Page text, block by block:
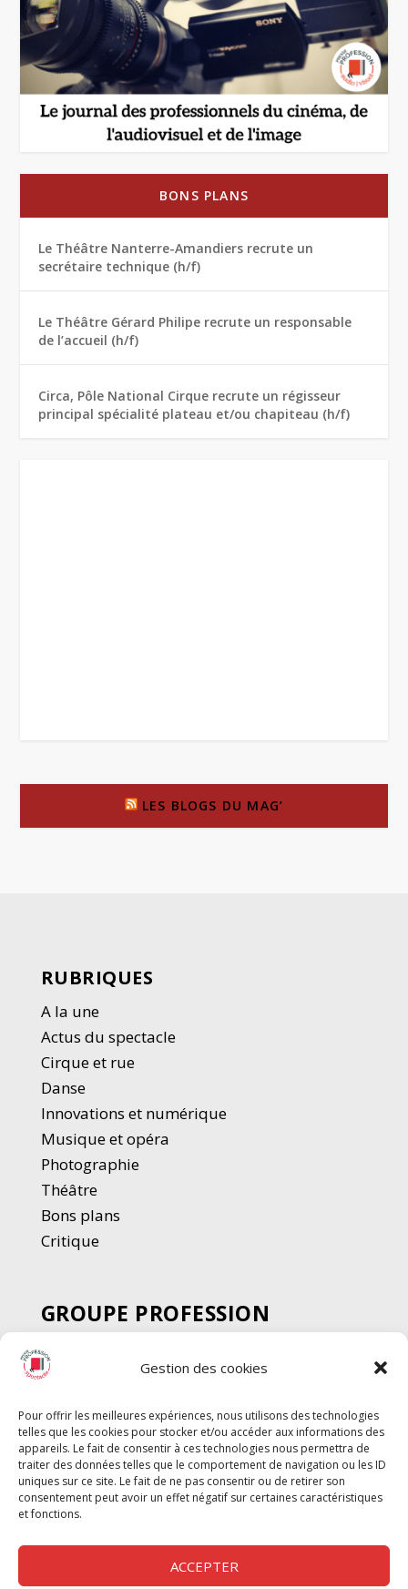
Gestion des cookies
Pour offrir les meilleures expériences, nous utilisons des technologies
telles que les cookies pour stocker et/ou accéder aux informations des
appareils. Le fait de consentir à ces technologies nous permettra de
traiter des données telles que le comportement de navigation ou les ID
uniques sur ce site. Le fait de ne pas consentir ou de retirer son
consentement peut avoir un effet négatif sur certaines caractéristiques
et fonctions.
ACCEPTER
BONS PLANS
Le Théâtre Nanterre-Amandiers recrute un
secrétaire technique (h/f)
Le Théâtre Gérard Philipe recrute un responsable
de l’accueil (h/f)
Circa, Pôle National Cirque recrute un régisseur
principal spécialité plateau et/ou chapiteau (h/f)
LES BLOGS DU MAG’
RUBRIQUES
A la une
Actus du spectacle
Cirque et rue
Danse
Innovations et numérique
Musique et opéra
Photographie
Théâtre
Bons plans
Critique
GROUPE PROFESSION
SPECTACLE
Chèque Intermittents
Chèque Compta
Chèque Emploi Spectacle
G-Pods
Profession Audio-visuel